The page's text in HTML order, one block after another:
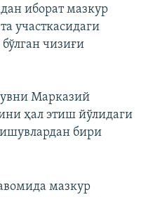
иборат мазкур
участкасидаги
чизиғи
Марказий
ҳал этиш йўлидаги
бири
мазкур